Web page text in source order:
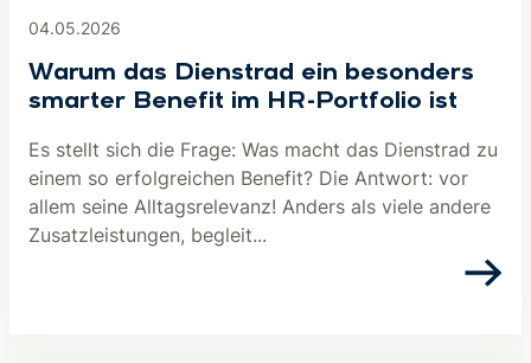
04.05.2026
Warum das Dienstrad ein besonders
smarter Benefit im HR-Portfolio ist
Es stellt sich die Frage: Was macht das Dienstrad zu
einem so erfolgreichen Benefit? Die Antwort: vor
allem seine Alltagsrelevanz! Anders als viele andere
Zusatzleistungen, begleit...